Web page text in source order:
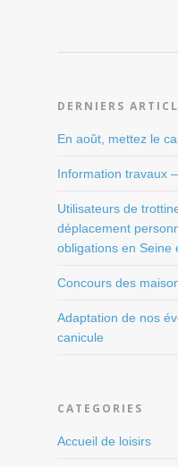
DERNIERS
En août, mettez le
Information travaux
Utilisateurs de
déplacement
obligations en Seine
Concours des
Adaptation de nos
canicule
CATEGORIES
Accueil de loisirs